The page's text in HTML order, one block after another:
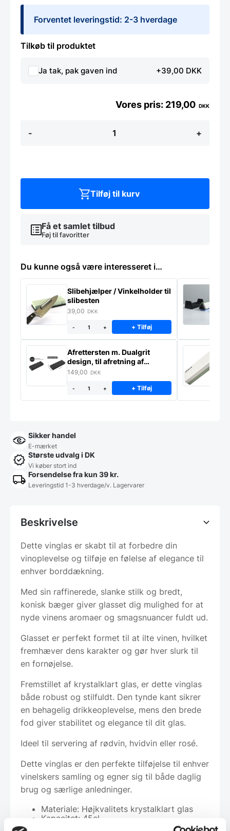
Forventet leveringstid: 2-3 hverdage
Tilkøb til produktet
Ja tak, pak gaven ind +39,00 DKK
-
45cl
stk,
+
219,00 DKK
Få et samlet tilbud
Føj til favoritter
Tilføj til kurv
Du kunne også være interesseret i…
Slibehjælper / Vinkelholder til
slibesten
39,00 DKK
- + + Tilføj
Afrettersten m. Dualgrit
design, til afretning af
slibesten
149,00 DKK
- + + Tilføj
Sikker handel
E-mærket
Største udvalg i DK
Vi køber stort ind
Forsendelse fra kun 39 kr.
Leveringstid 1-3 hverdage/v. Lagervarer
Beskrivelse
Dette vinglas er skabt til at forbedre din
vinoplevelse og tilføje en følelse af elegance til
enhver borddækning.
Med sin raffinerede, slanke stilk og bredt,
konisk bæger giver glasset dig mulighed for at
nyde vinens aromaer og smagsnuancer fuldt ud.
Glasset er perfekt formet til at ilte vinen, hvilket
fremhæver dens karakter og gør hver slurk til
en fornøjelse.
Fremstillet af krystalklart glas, er dette vinglas
både robust og stilfuldt. Den tynde kant sikrer
en behagelig drikkeoplevelse, mens den brede
fod giver stabilitet og elegance til dit glas.
Ideel til servering af rødvin, hvidvin eller rosé.
Dette vinglas er den perfekte tilføjelse til enhver
vinelskers samling og egner sig til både daglig
brug og særlige anledninger.
Materiale: Højkvalitets krystalklart glas
Kapacitet: 45cl.